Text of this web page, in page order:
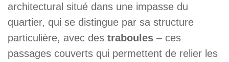
architectural situé dans une impasse du
quartier, qui se distingue par sa structure
particulière, avec des traboules – ces
passages couverts qui permettent de relier les